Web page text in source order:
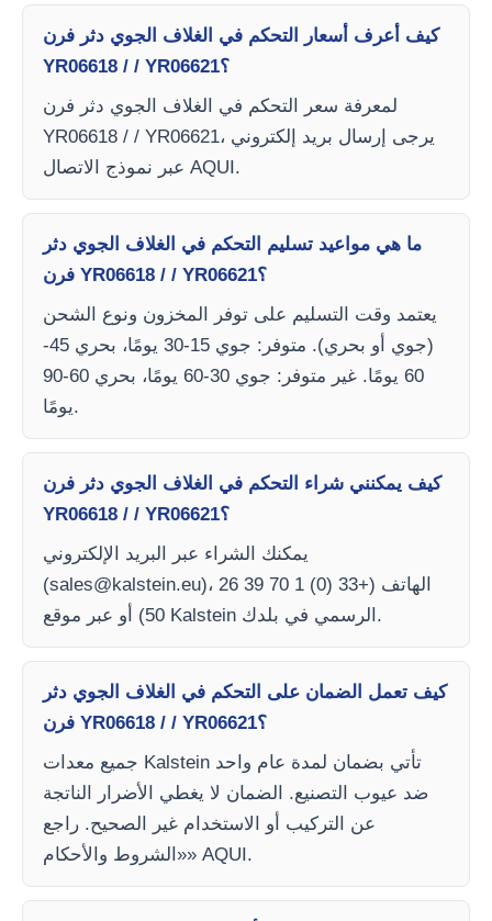
كيف أعرف أسعار التحكم في الغلاف الجوي دثر فرن
YR06618 / / YR06621؟
لمعرفة سعر التحكم في الغلاف الجوي دثر فرن
YR06618 / / YR06621، يرجى إرسال بريد إلكتروني
عبر نموذج الاتصال AQUI.
ما هي مواعيد تسليم التحكم في الغلاف الجوي دثر
فرن YR06618 / / YR06621؟
يعتمد وقت التسليم على توفر المخزون ونوع الشحن
(جوي أو بحري). متوفر: جوي 15-30 يومًا، بحري 45-
60 يومًا. غير متوفر: جوي 30-60 يومًا، بحري 60-90
يومًا.
كيف يمكنني شراء التحكم في الغلاف الجوي دثر فرن
YR06618 / / YR06621؟
يمكنك الشراء عبر البريد الإلكتروني
(sales@kalstein.eu)، الهاتف (+33 (0) 1 70 39 26
50) أو عبر موقع Kalstein الرسمي في بلدك.
كيف تعمل الضمان على التحكم في الغلاف الجوي دثر
فرن YR06618 / / YR06621؟
جميع معدات Kalstein تأتي بضمان لمدة عام واحد
ضد عيوب التصنيع. الضمان لا يغطي الأضرار الناتجة
عن التركيب أو الاستخدام غير الصحيح. راجع
«الشروط والأحكام» AQUI.